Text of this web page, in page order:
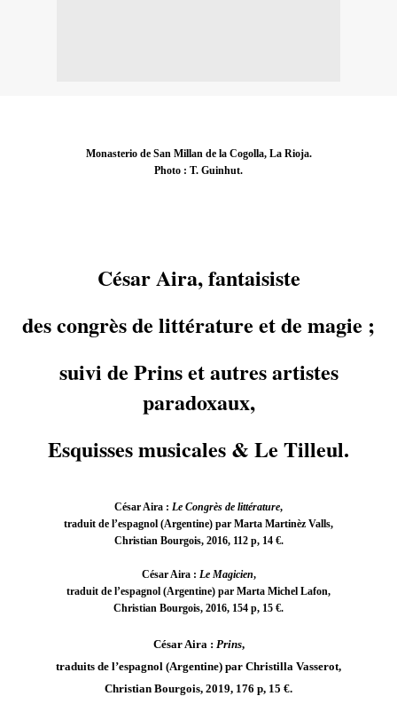
Monasterio de San Millan de la Cogolla, La Rioja.
Photo : T. Guinhut.
César Aira, fantaisiste
des congrès de littérature et de magie ;
suivi de Prins et autres artistes
paradoxaux,
Esquisses musicales & Le Tilleul.
César Aira : Le Congrès de littérature,
traduit de l’espagnol (Argentine) par Marta Martinèz Valls,
Christian Bourgois, 2016, 112 p, 14 €.
César Aira : Le Magicien,
traduit de l’espagnol (Argentine) par Marta Michel Lafon,
Christian Bourgois, 2016, 154 p, 15 €.
César Aira : Prins,
traduits de l’espagnol (Argentine) par Christilla Vasserot,
Christian Bourgois, 2019, 176 p, 15 €.